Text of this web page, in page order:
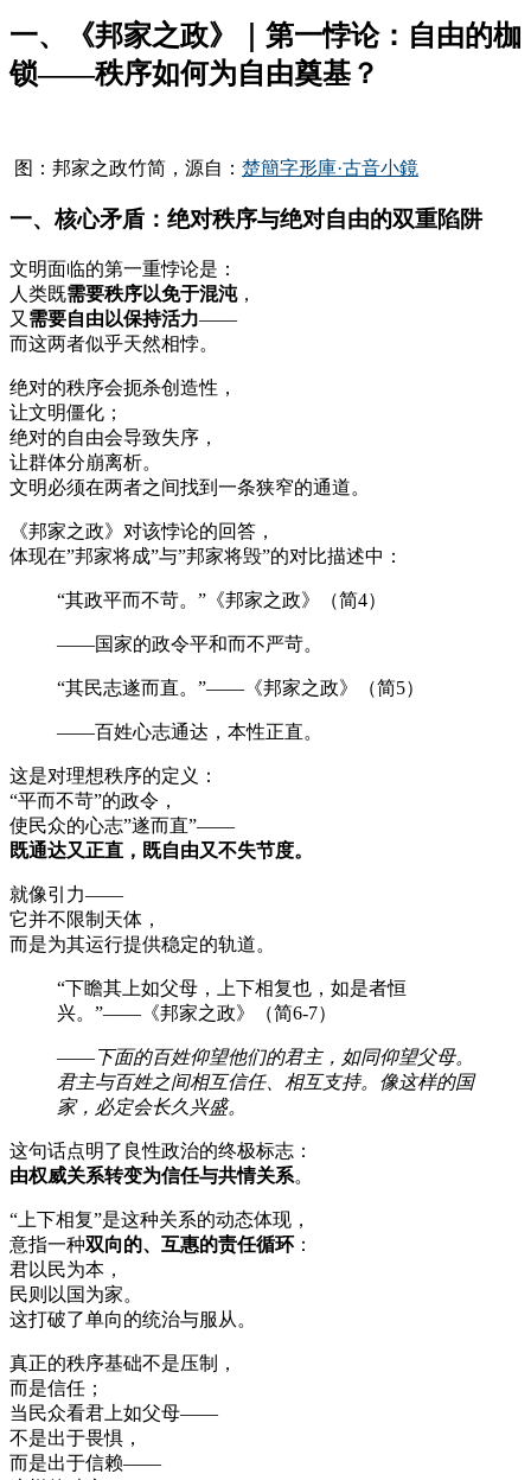
一、《邦家之政》｜第一悖论：自由的枷
锁——秩序如何为自由奠基？
图：邦家之政竹简，源自： 楚簡字形庫·古音小鏡
一、核心矛盾：绝对秩序与绝对自由的双重陷阱
文明面临的第一重悖论是：
人类既需要秩序以免于混沌，
又 需要自由以保持活力——
而这两者似乎天然相悖。
绝对的秩序会扼杀创造性，
让文明僵化；
绝对的自由会导致失序，
让群体分崩离析。
文明必须在两者之间找到一条狭窄的通道。
《邦家之政》对该悖论的回答，
体现在”邦家将成”与”邦家将毁”的对比描述中：
“其政平而不苛。”《邦家之政》（简4）
——国家的政令平和而不严苛。
“其民志遂而直。”——《邦家之政》（简5）
——百姓心志通达，本性正直。
这是对理想秩序的定义：
“平而不苛”的政令，
使民众的心志”遂而直”——
既通达又正直，既自由又不失节度。
就像引力——
它并不限制天体，
而是为其运行提供稳定的轨道。
“下瞻其上如父母，上下相复也，如是者恒
兴。”——《邦家之政》（简6-7）
——下面的百姓仰望他们的君主，如同仰望父母。
君主与百姓之间相互信任、相互支持。像这样的国
家，必定会长久兴盛。
这句话点明了良性政治的终极标志：
由权威关系转变为信任与共情关系。
“上下相复”是这种关系的动态体现，
意指一种双向的、互惠的责任循环 ：
君以民为本，
民则以国为家。
这打破了单向的统治与服从。
真正的秩序基础不是压制，
而是信任；
当民众看君上如父母——
不是出于畏惧，
而是出于信赖——